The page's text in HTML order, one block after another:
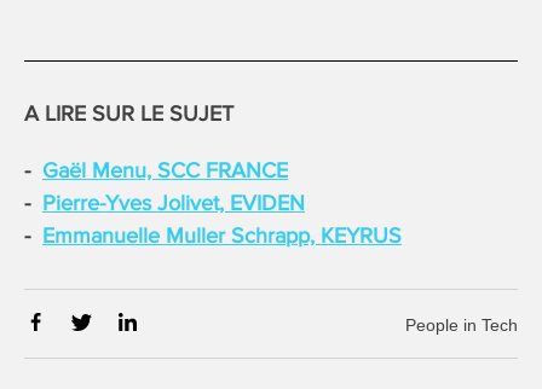
A LIRE SUR LE SUJET
Gaël Menu, SCC FRANCE
Pierre-Yves Jolivet, EVIDEN
Emmanuelle Muller Schrapp, KEYRUS
People in Tech